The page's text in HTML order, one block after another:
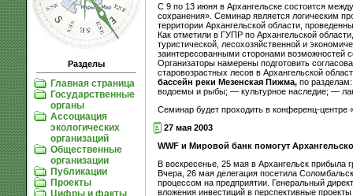
Разделы
Главная страница
Государственные
органы
Ассоциация
экологических
организаций
Общественные
организации
Публикации
Проекты
Цифры и факты
С 9 по 13 июня в Архангельске состоится
сохранения». Семинар является логическим
территории Архангельской области,
Как отметили в ГУПР по Архангельской
туристической, лесохозяйственной и
заинтересованными сторонами возможностей
Организаторы намерены подготовить
старовозрастных лесов в Архангельской
бассейн реки Мезенская Пижма,по
водоемы и рыбы; — культурное наследие; —
Семинар будет проходить в конференц-
27 мая 2003
WWF и Мировой банк помогут
В воскресенье, 25 мая в Архангельск прибыла
Вчера, 26 мая делегация посетила
процессом на предприятии. Генеральный
вложения инвестиций в перспективные